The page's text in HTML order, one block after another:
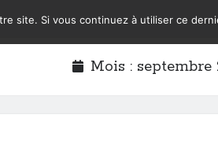
Mois : septembre
site. Si vous continuez à utiliser ce